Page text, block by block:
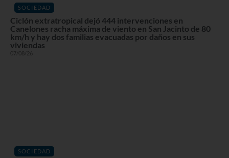
SOCIEDAD
Ciclón extratropical dejó 444 intervenciones en
Canelones racha máxima de viento en San Jacinto de 80
km/h y hay dos familias evacuadas por daños en sus
viviendas
07/08/26
SOCIEDAD